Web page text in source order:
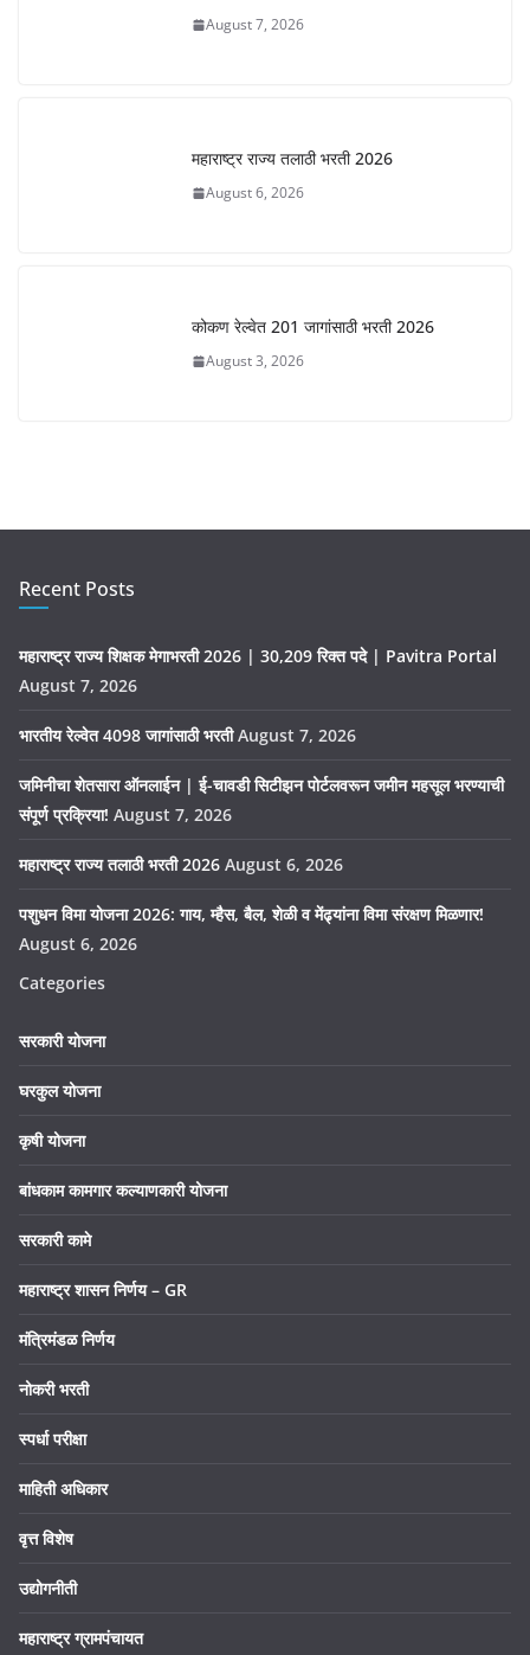
August 7, 2026
महाराष्ट्र राज्य तलाठी भरती 2026
August 6, 2026
कोकण रेल्वेत 201 जागांसाठी भरती 2026
August 3, 2026
Recent Posts
महाराष्ट्र राज्य शिक्षक मेगाभरती 2026 | 30,209 रिक्त पदे | Pavitra Portal
August 7, 2026
भारतीय रेल्वेत 4098 जागांसाठी भरती August 7, 2026
जमिनीचा शेतसारा ऑनलाईन | ई-चावडी सिटीझन पोर्टलवरून जमीन महसूल भरण्याची
संपूर्ण प्रक्रिया! August 7, 2026
महाराष्ट्र राज्य तलाठी भरती 2026 August 6, 2026
पशुधन विमा योजना 2026: गाय, म्हैस, बैल, शेळी व मेंढ्यांना विमा संरक्षण मिळणार!
August 6, 2026
Categories
सरकारी योजना
घरकुल योजना
कृषी योजना
बांधकाम कामगार कल्याणकारी योजना
सरकारी कामे
महाराष्ट्र शासन निर्णय – GR
मंत्रिमंडळ निर्णय
नोकरी भरती
स्पर्धा परीक्षा
माहिती अधिकार
वृत्त विशेष
उद्योगनीती
महाराष्ट्र ग्रामपंचायत